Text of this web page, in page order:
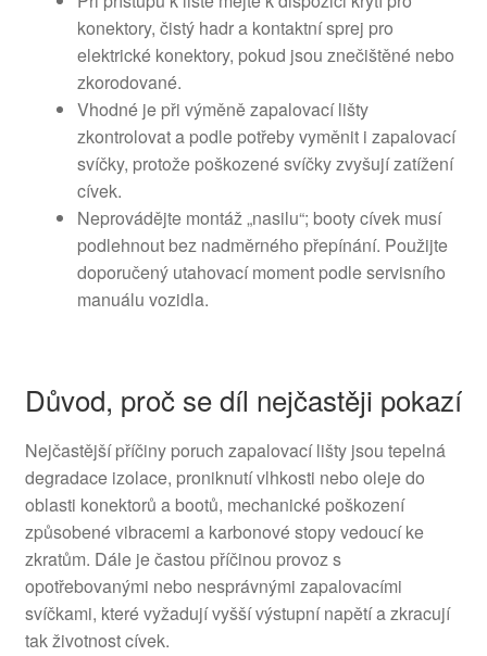
konektory, čistý hadr a kontaktní sprej pro
elektrické konektory, pokud jsou znečištěné nebo
zkorodované.
Vhodné je při výměně zapalovací lišty
zkontrolovat a podle potřeby vyměnit i zapalovací
svíčky, protože poškozené svíčky zvyšují zatížení
cívek.
Neprovádějte montáž „nasilu“; booty cívek musí
podlehnout bez nadměrného přepínání. Použijte
doporučený utahovací moment podle servisního
manuálu vozidla.
Důvod, proč se díl nejčastěji pokazí
Nejčastější příčiny poruch zapalovací lišty jsou tepelná
degradace izolace, proniknutí vlhkosti nebo oleje do
oblasti konektorů a bootů, mechanické poškození
způsobené vibracemi a karbonové stopy vedoucí ke
zkratům. Dále je častou příčinou provoz s
opotřebovanými nebo nesprávnými zapalovacími
svíčkami, které vyžadují vyšší výstupní napětí a zkracují
tak životnost cívek.